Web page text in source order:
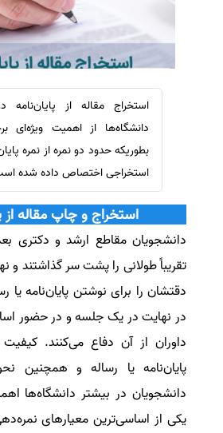
ترجمه عربی به فارسی
مشاهده همه زبان ها
سفارش پارافریز
سفارش فرمت‌بندی
سفارش کاهش کمیت
سفارش معرفی مجله
سفارش معرفی مقاله
سفارش معرفی کتاب
سفارش ترجمه مولتی‌مدیا
سفارش گویندگی
سفارش تولید محتوا
سفارش ترجمه همزمان
سفارش چکیده گرافیکی
سفارش انگیزه‌نامه‌SOP
استخراج مقاله از پایان‌نامه
دانشگاه‌ها از اهمیت ویژه‌ای
بطوریکه حدود دو نمره از نمره
استخراجی اختصاص داده شده
استخراج و چاپ مقاله از
دانشجویان مقاطع ارشد و دکتری
تقریباً طولانی را پشت سر گذاشتند
دقتشان را برای نوشتن پایان‌نامه یا
در نهایت در یک جلسه و در حضور
داوران از آن دفاع می‌کنند.
پایان‌نامه یا رساله و همچنین
دانشجویان در بیشتر دانشگاه‌ها
یکی از اساسی‌ترین معیارهای